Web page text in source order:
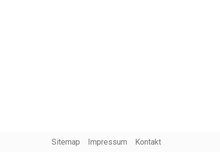
Sitemap Impressum Kontakt